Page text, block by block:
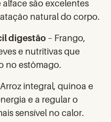
são excelentes
natural do corpo.
digestão – Frango,
e nutritivas que
no estômago.
integral, quinoa e
e a regular o
sensível no calor.